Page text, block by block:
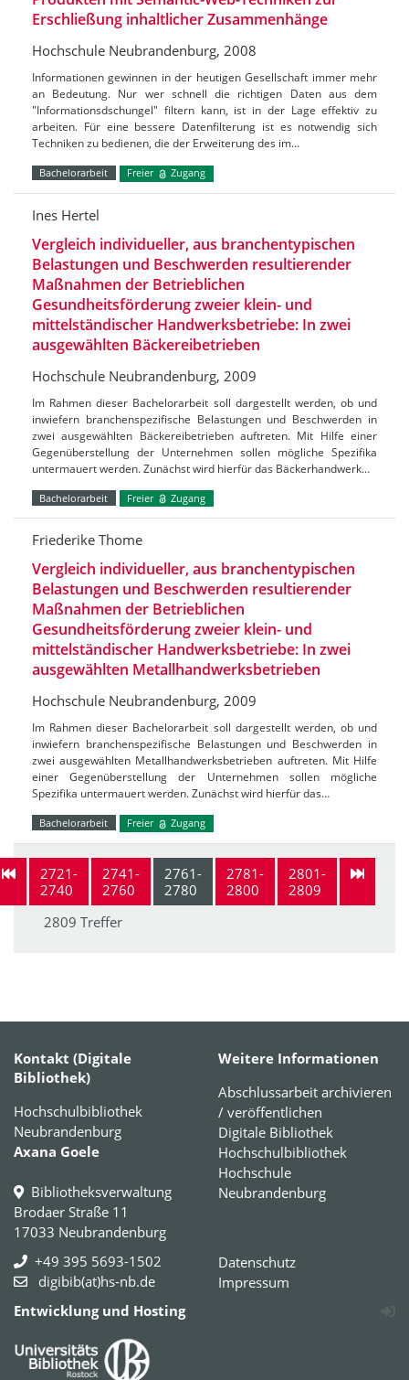
Erschließung inhaltlicher Zusammenhänge
Hochschule Neubrandenburg, 2008
Informationen gewinnen in der heutigen Gesellschaft immer mehr
an Bedeutung. Nur wer schnell die richtigen Daten aus dem
"Informationsdschungel" filtern kann, ist in der Lage effektiv zu
arbeiten. Für eine bessere Datenfilterung ist es notwendig sich
Techniken zu bedienen, die der Erweiterung des im…
Bachelorarbeit Freier Zugang
Ines Hertel
Vergleich individueller, aus branchentypischen
Belastungen und Beschwerden resultierender
Maßnahmen der Betrieblichen
Gesundheitsförderung zweier klein- und
mittelständischer Handwerksbetriebe: In zwei
ausgewählten Bäckereibetrieben
Hochschule Neubrandenburg, 2009
Im Rahmen dieser Bachelorarbeit soll dargestellt werden, ob und
inwiefern branchenspezifische Belastungen und Beschwerden in
zwei ausgewählten Bäckereibetrieben auftreten. Mit Hilfe einer
Gegenüberstellung der Unternehmen sollen mögliche Spezifika
untermauert werden. Zunächst wird hierfür das Bäckerhandwerk…
Bachelorarbeit Freier Zugang
Friederike Thome
Vergleich individueller, aus branchentypischen
Belastungen und Beschwerden resultierender
Maßnahmen der Betrieblichen
Gesundheitsförderung zweier klein- und
mittelständischer Handwerksbetriebe: In zwei
ausgewählten Metallhandwerksbetrieben
Hochschule Neubrandenburg, 2009
Im Rahmen dieser Bachelorarbeit soll dargestellt werden, ob und
inwiefern branchenspezifische Belastungen und Beschwerden in
zwei ausgewählten Metallhandwerksbetrieben auftreten. Mit Hilfe
einer Gegenüberstellung der Unternehmen sollen mögliche
Spezifika untermauert werden. Zunächst wird hierfür das…
Bachelorarbeit Freier Zugang
2721-
2740
2741-
2760
2761-
2780
2781-
2800
2801-
2809
2809 Treffer
Kontakt (Digitale
Bibliothek)
Hochschulbibliothek
Neubrandenburg
Axana Goele
Bibliotheksverwaltung
Brodaer Straße 11
17033 Neubrandenburg
+49 395 5693-1502
digibib(at)hs-nb.de
Weitere Informationen
Abschlussarbeit archivieren
/ veröffentlichen
Digitale Bibliothek
Hochschulbibliothek
Hochschule
Neubrandenburg
Datenschutz
Impressum
Entwicklung und Hosting